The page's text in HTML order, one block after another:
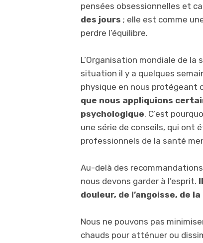
pensées obsessionnelles et
des jours ; elle est comme
perdre l’équilibre.
L’Organisation mondiale de
situation il y a quelques
physique en nous protégeant
que nous appliquions
psychologique. C’est
une série de conseils, qui ont
professionnels de la santé
Au-delà des
nous devons garder à l’esprit.
douleur, de l’angoisse, de
Nous ne pouvons pas
chauds pour atténuer ou